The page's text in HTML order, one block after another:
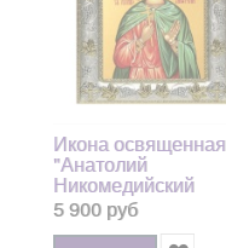
Икона освященная
"Анатолий
Никомедийский
мученик", 14x18 см
5 900 руб